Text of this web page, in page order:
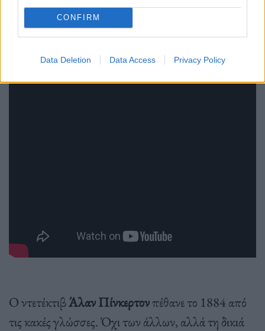
CONFIRM
Data Deletion Data Access Privacy Policy
Ο ντετέκτιβΆλαν Πίνκερτονπέθανε το 1884 από
τις κακές γλώσσες. Όχι των άλλων, αλλά τη δικιά